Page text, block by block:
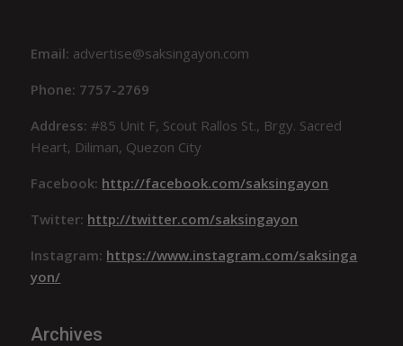
Email: advertise@saksingayon.com
Phone: 7757-2769
Address:#85 Unit F, Scout Rallos St., Brgy. Sacred
Heart, Diliman, Quezon City
Facebook: http://facebook.com/saksingayon
Twitter: http://twitter.com/saksingayon
Instagram: https://www.instagram.com/saksinga
yon/
Archives